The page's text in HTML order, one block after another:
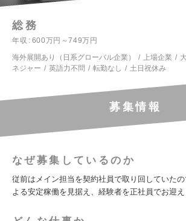
総務
年収
600万円～749万円
海外展開あり（日系グローバル企業）
上場企業
ネジャー
英語力不問 転勤なし 土日祝休み
募集情報
なぜ募集しているのか
従前はメイン担当を契約社員で取り回していた
よる安定稼働を見据え、経験者を正社員でお迎え